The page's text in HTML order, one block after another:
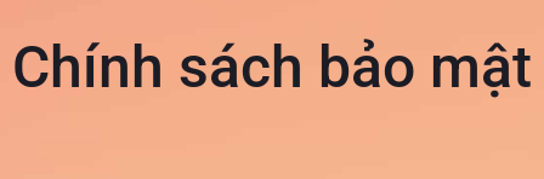
Chính sách bảo mật